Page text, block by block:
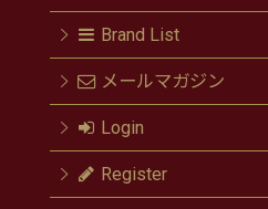
Brand List
メールマガジン
Login
Register